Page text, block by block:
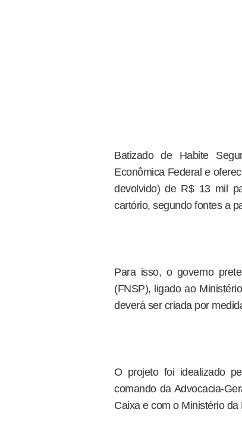
Batizado de Habite
Econômica Federal e
devolvido) de R$ 13 mil
cartório, segundo fontes a
Para isso, o governo
(FNSP), ligado ao
deverá ser criada por
O projeto foi idealizado
comando da Advocacia-
Caixa e com o Ministério da